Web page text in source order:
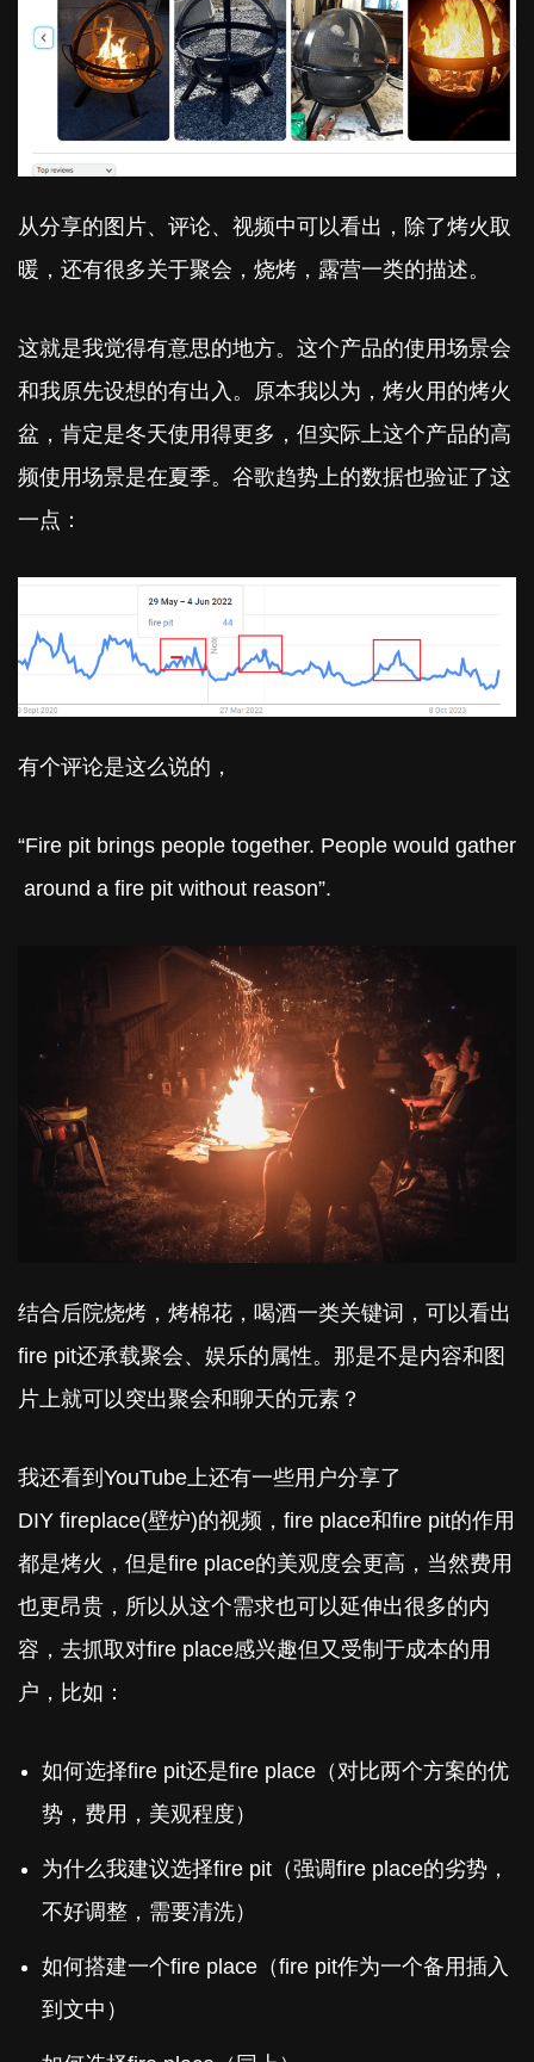
从分享的图片、评论、视频中可以看出，除了烤火取
暖，还有很多关于聚会，烧烤，露营一类的描述。
这就是我觉得有意思的地方。这个产品的使用场景会
和我原先设想的有出入。原本我以为，烤火用的烤火
盆，肯定是冬天使用得更多，但实际上这个产品的高
频使用场景是在夏季。谷歌趋势上的数据也验证了这
一点：
有个评论是这么说的，
“Fire pit brings people together. People would gather
around a fire pit without reason”.
结合后院烧烤，烤棉花，喝酒一类关键词，可以看出
fire pit还承载聚会、娱乐的属性。那是不是内容和图
片上就可以突出聚会和聊天的元素？
我还看到YouTube上还有一些用户分享了
DIY fireplace(壁炉)的视频，fire place和fire pit的作用
都是烤火，但是fire place的美观度会更高，当然费用
也更昂贵，所以从这个需求也可以延伸出很多的内
容，去抓取对fire place感兴趣但又受制于成本的用
户，比如：
如何选择fire pit还是fire place（对比两个方案的优
势，费用，美观程度）
为什么我建议选择fire pit（强调fire place的劣势，
不好调整，需要清洗）
如何搭建一个fire place（fire pit作为一个备用插入
到文中）